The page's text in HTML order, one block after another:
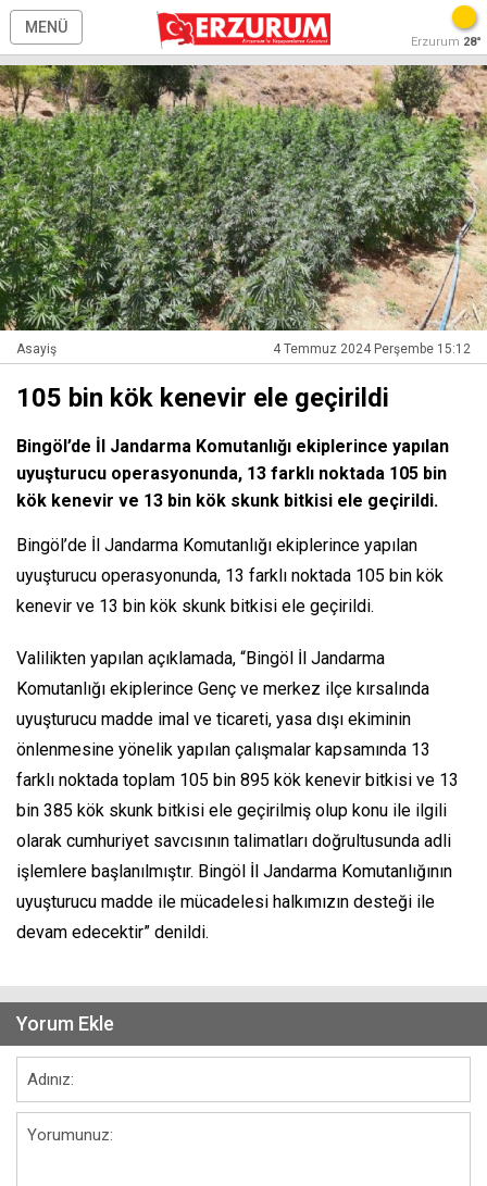
MENÜ
Erzurum 28°
Asayiş 4 Temmuz 2024 Perşembe 15:12
105 bin kök kenevir ele geçirildi
Bingöl’de İl Jandarma Komutanlığı ekiplerince yapılan
uyuşturucu operasyonunda, 13 farklı noktada 105 bin
kök kenevir ve 13 bin kök skunk bitkisi ele geçirildi.
Bingöl’de İl Jandarma Komutanlığı ekiplerince yapılan
uyuşturucu operasyonunda, 13 farklı noktada 105 bin kök
kenevir ve 13 bin kök skunk bitkisi ele geçirildi.
Valilikten yapılan açıklamada, “Bingöl İl Jandarma
Komutanlığı ekiplerince Genç ve merkez ilçe kırsalında
uyuşturucu madde imal ve ticareti, yasa dışı ekiminin
önlenmesine yönelik yapılan çalışmalar kapsamında 13
farklı noktada toplam 105 bin 895 kök kenevir bitkisi ve 13
bin 385 kök skunk bitkisi ele geçirilmiş olup konu ile ilgili
olarak cumhuriyet savcısının talimatları doğrultusunda adli
işlemlere başlanılmıştır. Bingöl İl Jandarma Komutanlığının
uyuşturucu madde ile mücadelesi halkımızın desteği ile
devam edecektir” denildi.
Yorum Ekle